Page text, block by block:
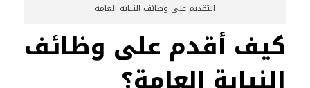
التقديم على وظائف النيابة العامة
كيف أقدم على وظائف